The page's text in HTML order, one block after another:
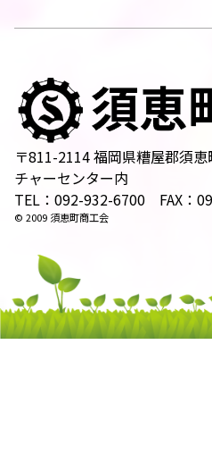
〒811-2114 福岡県糟屋郡須
チャーセンター内
TEL：092-932-6700 FAX：
© 2009 須恵町商工会